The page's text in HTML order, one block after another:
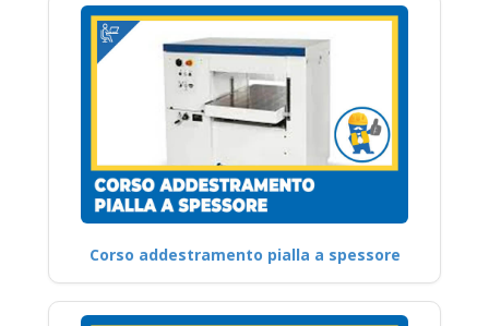
Corso addestramento pialla a spessore